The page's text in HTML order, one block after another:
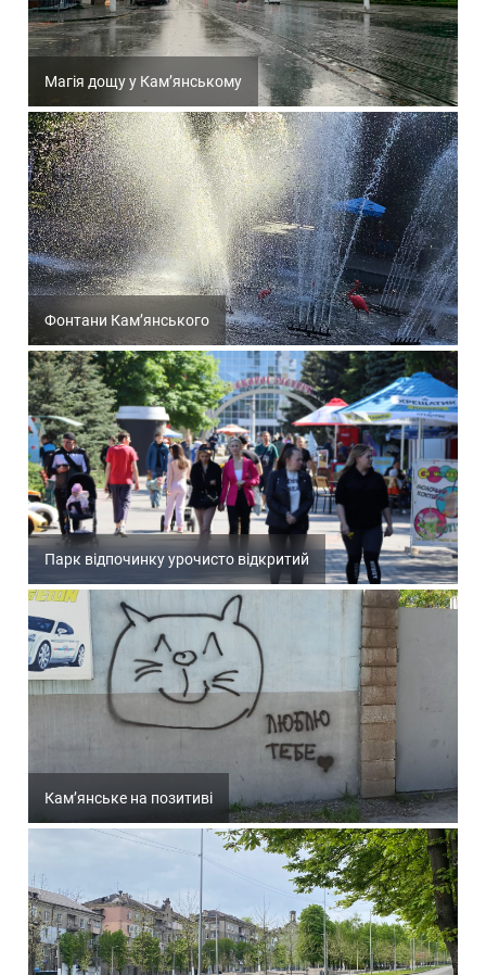
Магія дощу у Кам’янському
Фонтани Кам’янського
Парк відпочинку урочисто відкритий
Кам’янське на позитиві